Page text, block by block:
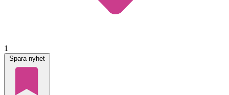
1
Spara nyhet